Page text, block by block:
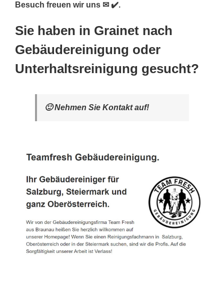
Besuch freuen wir uns ✉ ✔️.
Sie haben in Grainet nach
Gebäudereinigung oder
Unterhaltsreinigung gesucht?
🙂 Nehmen Sie Kontakt auf!